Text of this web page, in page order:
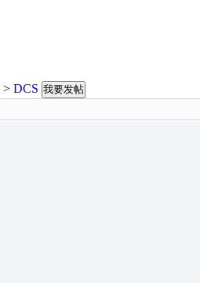
> DCS 我要发帖